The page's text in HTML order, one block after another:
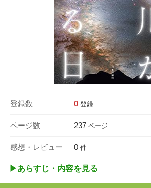
登録数 0 登録
ページ数 237 ページ
感想・レビュー 0 件
▶︎あらすじ・内容を見る